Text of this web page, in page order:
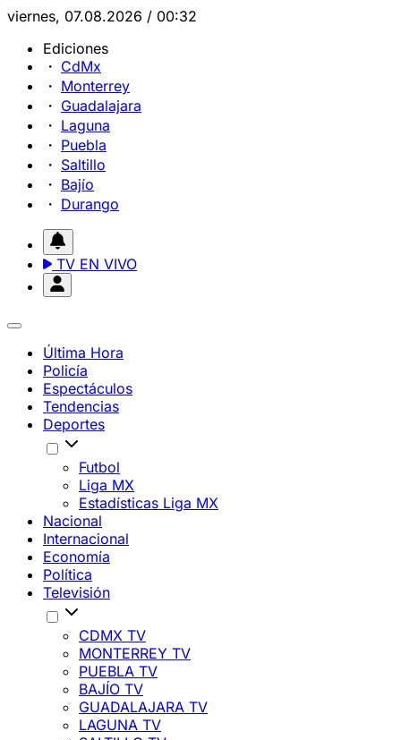
viernes, 07.08.2026 / 00:32
Ediciones
CdMx
Monterrey
Guadalajara
Laguna
Puebla
Saltillo
Bajío
Durango
TV EN VIVO
Última Hora
Policía
Espectáculos
Tendencias
Deportes
Futbol
Liga MX
Estadísticas Liga MX
Nacional
Internacional
Economía
Política
Televisión
CDMX TV
MONTERREY TV
PUEBLA TV
BAJÍO TV
GUADALAJARA TV
LAGUNA TV